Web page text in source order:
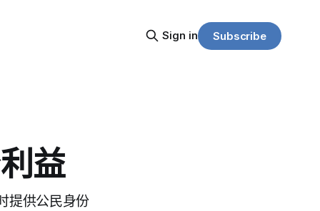
Sign in Subscribe
益
提供公民身份